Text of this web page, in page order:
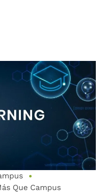
Que Campus